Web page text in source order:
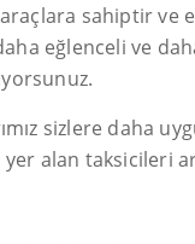
sahiptir ve
eğlenceli ve
sizlere daha
alan taksicileri